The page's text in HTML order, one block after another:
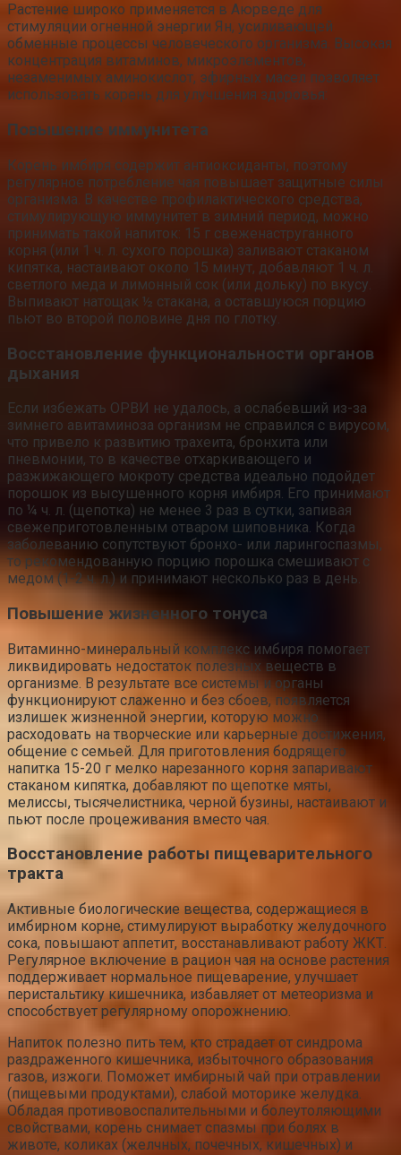
Растение широко применяется в Аюрведе для
стимуляции огненной энергии Ян, усиливающей
обменные процессы человеческого организма. Высокая
концентрация витаминов, микроэлементов,
незаменимых аминокислот, эфирных масел позволяет
использовать корень для улучшения здоровья:
Повышение иммунитета
Корень имбиря содержит антиоксиданты, поэтому
регулярное потребление чая повышает защитные силы
организма. В качестве профилактического средства,
стимулирующую иммунитет в зимний период, можно
принимать такой напиток: 15 г свеженаструганного
корня (или 1 ч. л. сухого порошка) заливают стаканом
кипятка, настаивают около 15 минут, добавляют 1 ч. л.
светлого меда и лимонный сок (или дольку) по вкусу.
Выпивают натощак ½ стакана, а оставшуюся порцию
пьют во второй половине дня по глотку.
Восстановление функциональности органов
дыхания
Если избежать ОРВИ не удалось, а ослабевший из-за
зимнего авитаминоза организм не справился с вирусом,
что привело к развитию трахеита, бронхита или
пневмонии, то в качестве отхаркивающего и
разжижающего мокроту средства идеально подойдет
порошок из высушенного корня имбиря. Его принимают
по ¼ ч. л. (щепотка) не менее 3 раз в сутки, запивая
свежеприготовленным отваром шиповника. Когда
заболеванию сопутствуют бронхо- или ларингоспазмы,
то рекомендованную порцию порошка смешивают с
медом (1-2 ч. л.) и принимают несколько раз в день.
Повышение жизненного тонуса
Витаминно-минеральный комплекс имбиря помогает
ликвидировать недостаток полезных веществ в
организме. В результате все системы и органы
функционируют слаженно и без сбоев, появляется
излишек жизненной энергии, которую можно
расходовать на творческие или карьерные достижения,
общение с семьей. Для приготовления бодрящего
напитка 15-20 г мелко нарезанного корня запаривают
стаканом кипятка, добавляют по щепотке мяты,
мелиссы, тысячелистника, черной бузины, настаивают и
пьют после процеживания вместо чая.
Восстановление работы пищеварительного
тракта
Активные биологические вещества, содержащиеся в
имбирном корне, стимулируют выработку желудочного
сока, повышают аппетит, восстанавливают работу ЖКТ.
Регулярное включение в рацион чая на основе растения
поддерживает нормальное пищеварение, улучшает
перистальтику кишечника, избавляет от метеоризма и
способствует регулярному опорожнению.
Напиток полезно пить тем, кто страдает от синдрома
раздраженного кишечника, избыточного образования
газов, изжоги. Поможет имбирный чай при отравлении
(пищевыми продуктами), слабой моторике желудка.
Обладая противовоспалительными и болеутоляющими
свойствами, корень снимает спазмы при болях в
животе, коликах (желчных, почечных, кишечных) и